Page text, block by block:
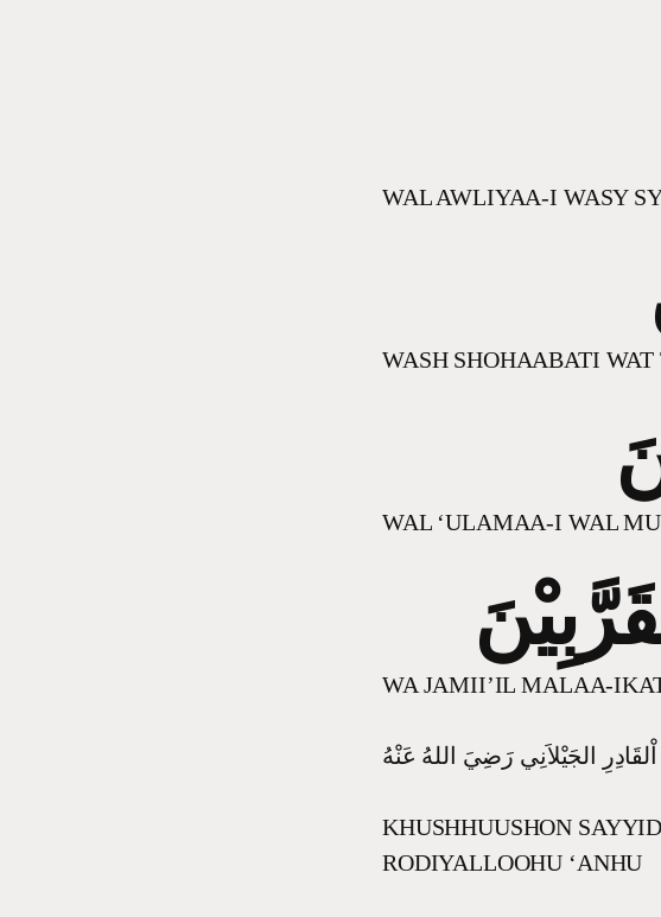
WAL AWLIYAA-I WASY
WASH SHOHAABATI
WAL ‘ULAMAA-I WAL
WA JAMII’IL MALAA-
الجَيْلاَنِي رَضِيَ اللهُ عَنْهُ
KHUSHHUUSHON
RODIYALLOOHU ‘ANHU